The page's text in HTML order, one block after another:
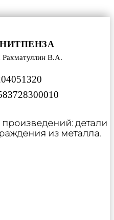
В.А.
детали
из металла.